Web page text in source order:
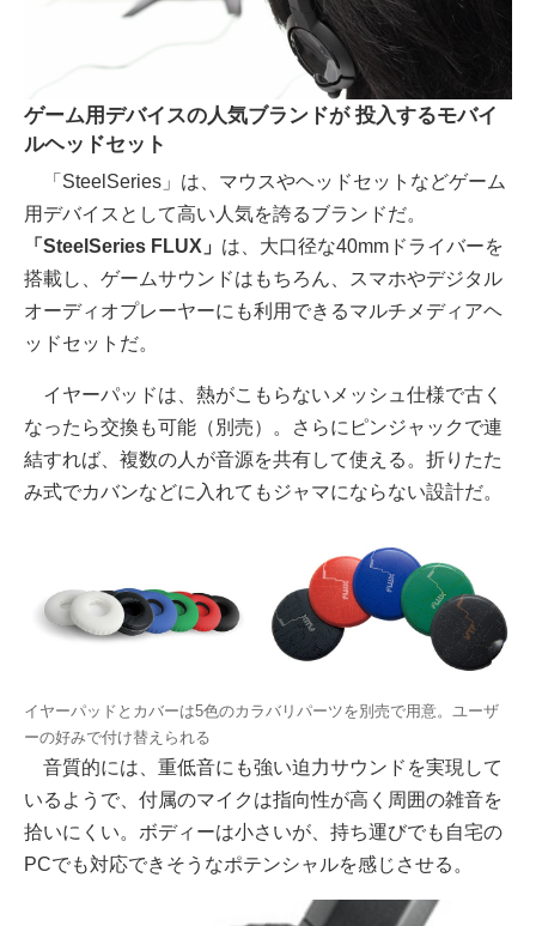
ゲーム用デバイスの人気ブランドが 投入するモバイ
ルヘッドセット
「SteelSeries」は、マウスやヘッドセットなどゲーム
用デバイスとして高い人気を誇るブランドだ。
「SteelSeries FLUX」 は、大口径な40mmドライバーを
搭載し、ゲームサウンドはもちろん、スマホやデジタル
オーディオプレーヤーにも利用できるマルチメディアヘ
ッドセットだ。
イヤーパッドは、熱がこもらないメッシュ仕様で古く
なったら交換も可能（別売）。さらにピンジャックで連
結すれば、複数の人が音源を共有して使える。折りたた
み式でカバンなどに入れてもジャマにならない設計だ。
イヤーパッドとカバーは5色のカラバリパーツを別売で用意。ユーザ
ーの好みで付け替えられる
音質的には、重低音にも強い迫力サウンドを実現して
いるようで、付属のマイクは指向性が高く周囲の雑音を
拾いにくい。ボディーは小さいが、持ち運びでも自宅の
PCでも対応できそうなポテンシャルを感じさせる。